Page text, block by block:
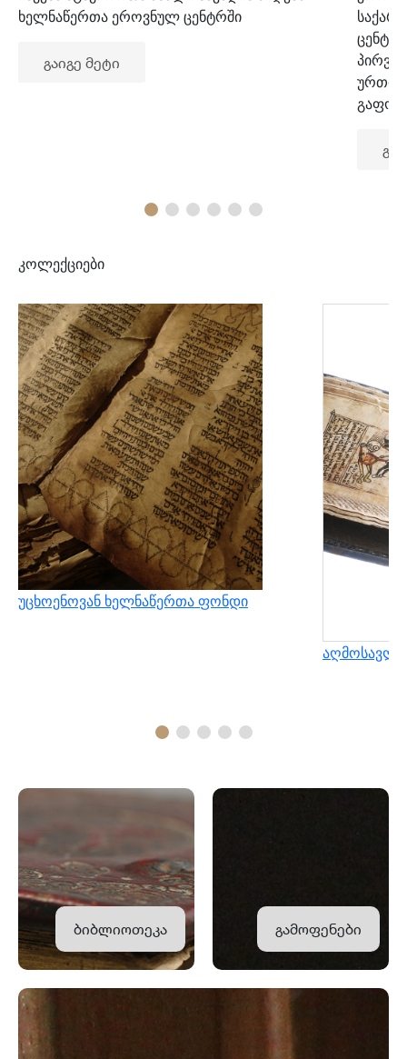
ხელნაწერთა ეროვნულ ცენტრში
გაიგე მეტი
კოლექციები
უცხოენოვან ხელნაწერთა ფონდი
ბიბლიოთეკა გამოფენები